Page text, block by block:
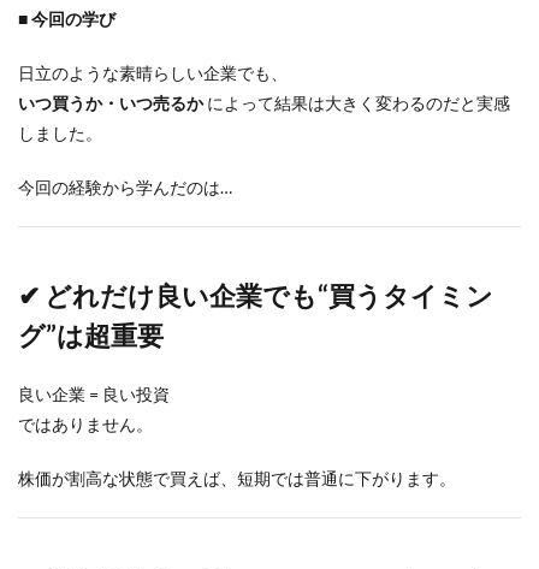
■ 今回の学び
日立のような素晴らしい企業でも、
いつ買うか・いつ売るかによって結果は大きく変わるのだと実感
しました。
今回の経験から学んだのは…
✔ どれだけ良い企業でも“買うタイミン
グ”は超重要
良い企業 = 良い投資
ではありません。
株価が割高な状態で買えば、短期では普通に下がります。